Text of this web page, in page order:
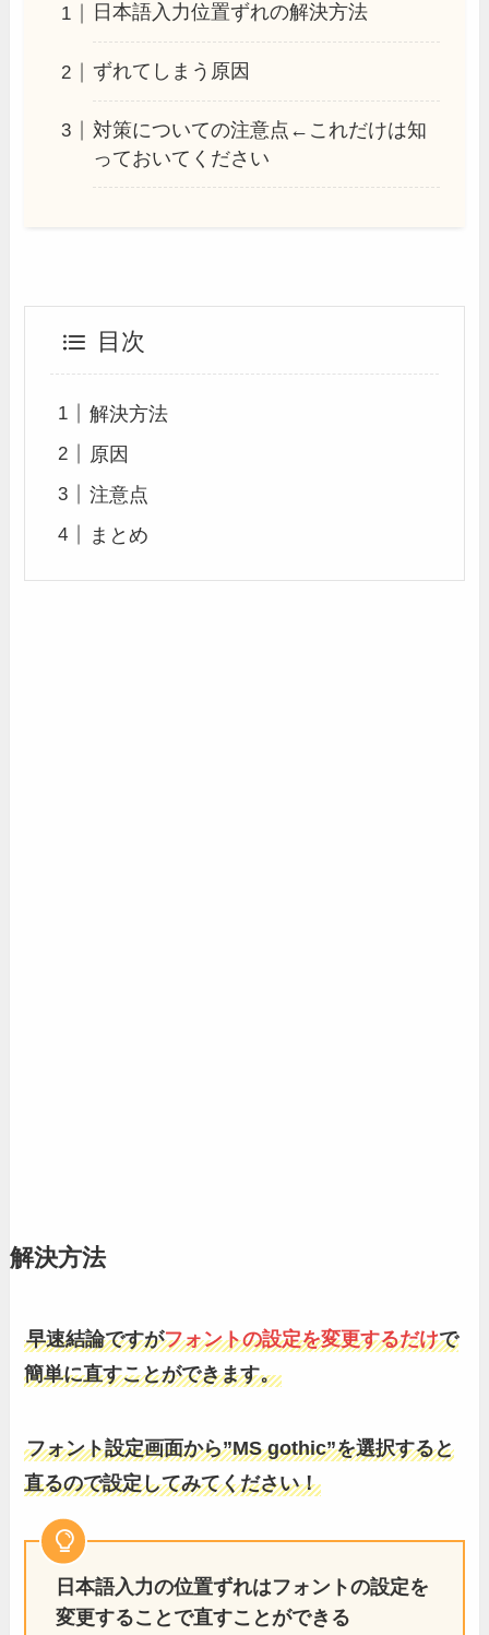
日本語入力位置ずれの解決方法
ずれてしまう原因
対策についての注意点←これだけは知
っておいてください
目次
解決方法
原因
注意点
まとめ
解決方法
早速結論ですがフォントの設定を変更するだけで
簡単に直すことができます。
フォント設定画面から”MS gothic”を選択すると
直るので設定してみてください！
日本語入力の位置ずれはフォントの設定を
変更することで直すことができる